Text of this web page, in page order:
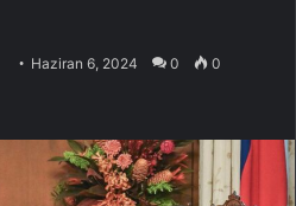
Haziran 6, 2024 0 0